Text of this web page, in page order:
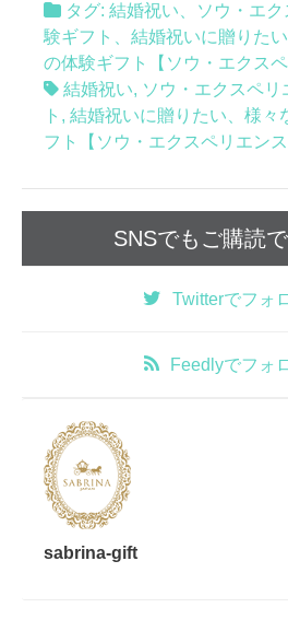
タグ: 結婚祝い ソウ・エ
験ギフト
結婚祝いに贈りた
の体験ギフト【ソウ・エクスペ
結婚祝い, ソウ・エクスペリ
ト , 結婚祝いに贈りたい、様々
フト【ソウ・エクスペリエンス
SNSでもご購読で
Twitterでフォ
Feedlyでフォ
sabrina-gift